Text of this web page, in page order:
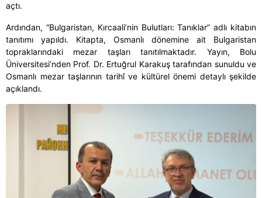
açtı.
Ardından, “Bulgaristan, Kırcaali’nin Bulutları: Tanıklar” adlı kitabın
tanıtımı yapıldı. Kitapta, Osmanlı dönemine ait Bulgaristan
topraklarındaki mezar taşları tanıtılmaktadır. Yayın, Bolu
Üniversitesi’nden Prof. Dr. Ertuğrul Karakuş tarafından sunuldu ve
Osmanlı mezar taşlarının tarihî ve kültürel önemi detaylı şekilde
açıklandı.